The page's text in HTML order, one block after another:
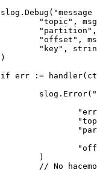
		slog.
Debug (
			"topic"
,
			"partition"
			"offset"
,
			"key"
,
		)
		if
err := handler
			slog.
Error(
			)